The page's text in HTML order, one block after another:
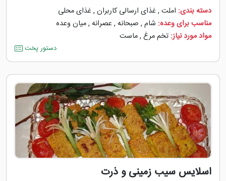
دسته بندی: املت , غذای ارسالی کاربران , غذای محلی
مناسب برای وعده: شام , صبحانه , عصرانه ,میان وعده
مواد مورد نیاز: تخم مرغ ,ماست
دستور پخت
اسلایس سیب زمینی و ذرت